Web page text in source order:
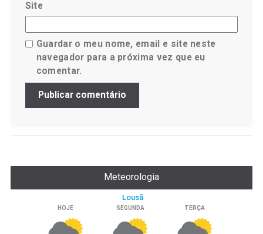
Site
Guardar o meu nome, email e site neste
navegador para a próxima vez que eu
comentar.
Meteorologia